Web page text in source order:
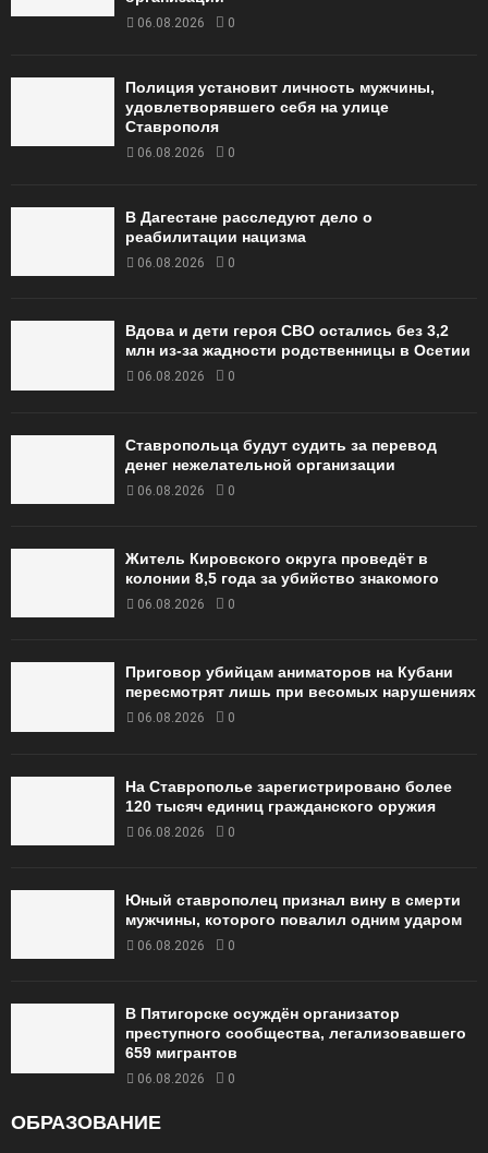
06.08.2026 0
Полиция установит личность мужчины,
удовлетворявшего себя на улице
Ставрополя
06.08.2026 0
В Дагестане расследуют дело о
реабилитации нацизма
06.08.2026 0
Вдова и дети героя СВО остались без 3,2
млн из-за жадности родственницы в Осетии
06.08.2026 0
Ставропольца будут судить за перевод
денег нежелательной организации
06.08.2026 0
Житель Кировского округа проведёт в
колонии 8,5 года за убийство знакомого
06.08.2026 0
Приговор убийцам аниматоров на Кубани
пересмотрят лишь при весомых нарушениях
06.08.2026 0
На Ставрополье зарегистрировано более
120 тысяч единиц гражданского оружия
06.08.2026 0
Юный ставрополец признал вину в смерти
мужчины, которого повалил одним ударом
06.08.2026 0
В Пятигорске осуждён организатор
преступного сообщества, легализовавшего
659 мигрантов
06.08.2026 0
ОБРАЗОВАНИЕ